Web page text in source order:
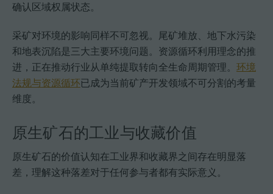
确认区域权属状态。
采矿对环境的影响同样不可忽视。尾矿堆放、地下水污染
和地表沉陷是三大主要环境问题。资源循环利用理念的推
进，正在推动行业从单纯提取转向全生命周期管理。 环境
法规与资源循环已成为当前矿产开发领域不可分割的考量
维度。
原生矿石的工业与收藏价值
原生矿石的价值认知在工业界和收藏界之间存在明显落
差，理解这种落差对于任何参与者都有实际意义。